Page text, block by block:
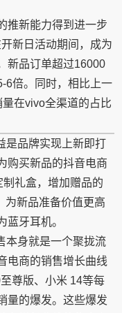
推新能力得到进一步
新日活动期间，成为
新品订单超过16000
6倍。同时，相比上一
在vivo全渠道的占比
是品牌实现上新即打
购买新品的抖音电商
礼盒，增加赠品的
为新品准备价值更高
蓝牙耳机。
本身就是一个聚拢流
电商的销售增长曲线
尊版、小米 14等每
量的爆发。这些爆发